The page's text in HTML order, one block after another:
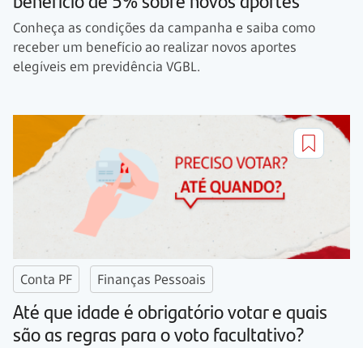
Conheça as condições da campanha e saiba como
receber um benefício ao realizar novos aportes
elegíveis em previdência VGBL.
Conta PF Finanças Pessoais
Até que idade é obrigatório votar e quais
são as regras para o voto facultativo?